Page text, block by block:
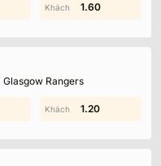
1.00
1.60
Glasgow Rangers
2.00
1.20